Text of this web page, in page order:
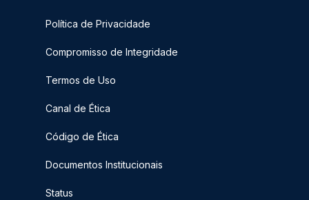
Política de Privacidade
Compromisso de Integridade
Termos de Uso
Canal de Ética
Código de Ética
Documentos Institucionais
Status